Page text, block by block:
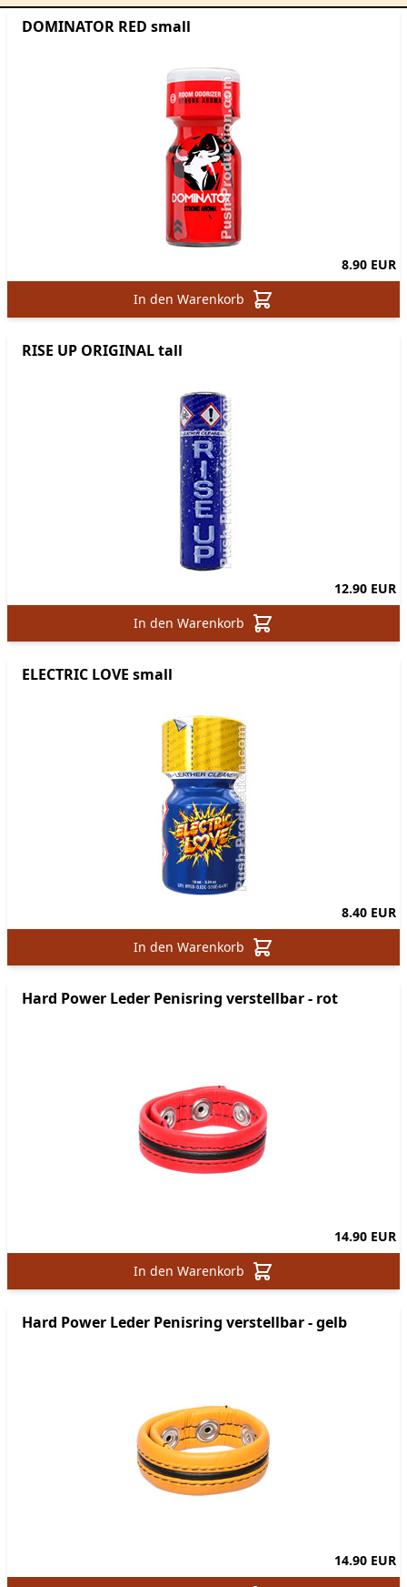
DOMINATOR RED small
8.90 EUR
In den Warenkorb
RISE UP ORIGINAL tall
12.90 EUR
In den Warenkorb
ELECTRIC LOVE small
8.40 EUR
In den Warenkorb
Hard Power Leder Penisring verstellbar - rot
14.90 EUR
In den Warenkorb
Hard Power Leder Penisring verstellbar - gelb
14.90 EUR